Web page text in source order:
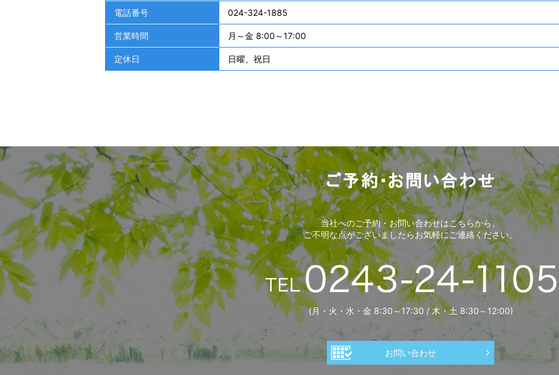
電話番号 024-324-1885
営業時間 月～金 8:00～17:00
定休日 日曜、祝日
当社へのご予約・お問い合わせはこちらから。
ご不明な点がございましたらお気軽にご連絡ください。
(月・火・水・金 8:30～17:30 / 木・土 8:30～12:00)
お問い合わせ